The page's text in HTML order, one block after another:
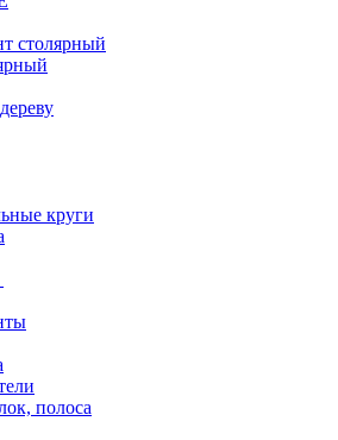
столярный
круги
полоса